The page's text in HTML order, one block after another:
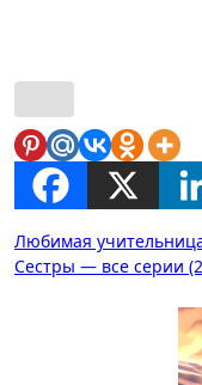
Навигация
по
Любимая
Сестры — все серии